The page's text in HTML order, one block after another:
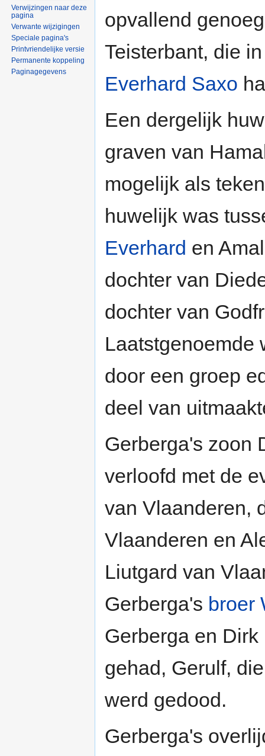
opvallend
Teisterbant, die
Everhard Saxo
Een dergelijk
graven van
mogelijk als
huwelijk was
Everhard en
dochter van
dochter van
Laatstgenoemde
door een groep
deel van
Gerberga's zoon
verloofd met de
van Vlaanderen,
Vlaanderen en
Liutgard van
Gerberga's broer
Gerberga en
gehad, Gerulf,
werd gedood.
Gerberga's
Verwijzingen naar deze
pagina
Verwante wijzigingen
Speciale pagina's
Printvriendelijke versie
Permanente koppeling
Paginagegevens